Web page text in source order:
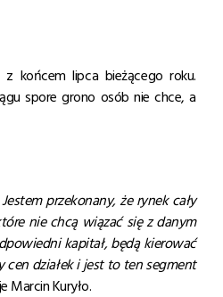
końcem lipca bieżącego roku.
spore grono osób nie chce, a
przekonany, że rynek cały
nie chcą wiązać się z danym
kapitał, będą kierować
działek i jest to ten segment
Marcin Kuryło.